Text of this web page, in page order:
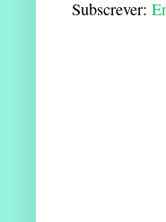
Subscrever: